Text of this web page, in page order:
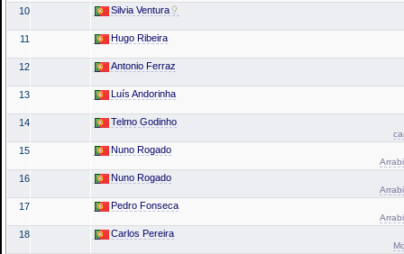
10 Silvia Ventura
11 Hugo Ribeira
12 Antonio Ferraz
13 Luís Andorinha
14 Telmo Godinho
15 Nuno Rogado
16 Nuno Rogado
17 Pedro Fonseca
18 Carlos Pereira